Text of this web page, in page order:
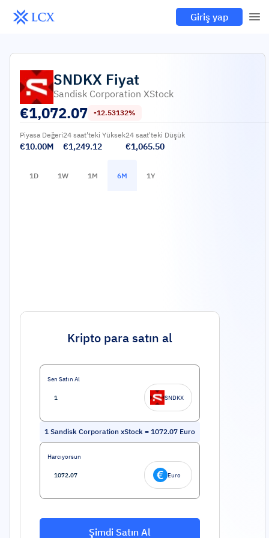
Giriş yap
SNDKX Fiyat
Sandisk Corporation XStock
€1,072.07 -12.53132%
Piyasa Değeri
€10.00M
24 saat'teki Yüksek
€1,249.12
24 saat'teki Düşük
€1,065.50
1D 1W 1M 6M 1Y
Kripto para satın al
Sen Satın Al
SNDKX
1 Sandisk Corporation xStock = 1072.07 Euro
Harcıyorsun
Euro
Şimdi Satın Al